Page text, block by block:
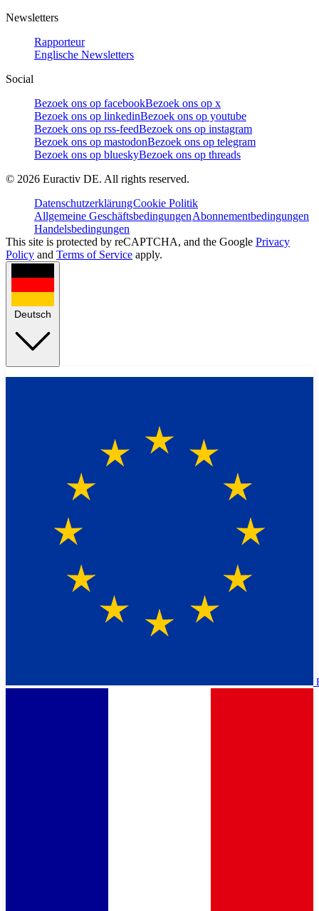
Newsletters
Rapporteur
Englische Newsletters
Social
Bezoek ons op facebookBezoek ons op x
Bezoek ons op linkedinBezoek ons op youtube
Bezoek ons op rss-feedBezoek ons op instagram
Bezoek ons op mastodonBezoek ons op telegram
Bezoek ons op blueskyBezoek ons op threads
© 2026 Euractiv DE. All rights reserved.
DatenschutzerklärungCookie Politik
Allgemeine GeschäftsbedingungenAbonnementbedingungen
Handelsbedingungen
This site is protected by reCAPTCHA, and the Google Privacy
Policy and Terms of Service apply.
Deutsch